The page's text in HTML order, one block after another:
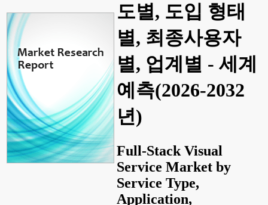
도별, 도입 형태
별, 최종사용자
별, 업계별 - 세계
예측(2026-2032
년)
Full-Stack Visual
Service Market by
Service Type,
Application,